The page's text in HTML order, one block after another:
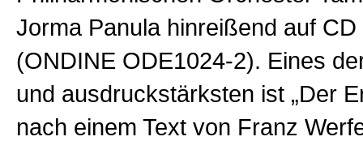
Jorma Panula hinreißend auf CD
(ONDINE ODE1024-2). Eines
und ausdruckstärksten ist „Der
nach einem Text von Franz